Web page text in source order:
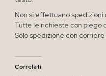
Non si effettuano spedizioni
Tutte le richieste con piego
Solo spedizione con corriere
Correlati